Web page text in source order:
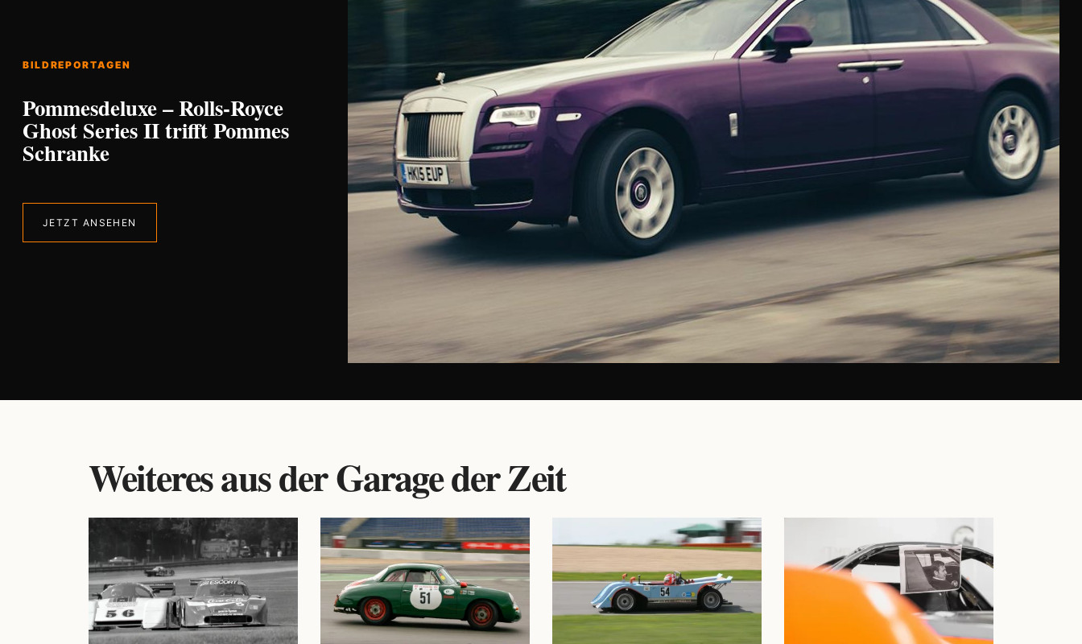
BILDREPORTAGEN
Pommesdeluxe – Rolls-Royce
Ghost Series II trifft Pommes
Schranke
JETZT ANSEHEN
Weiteres aus der Garage der Zeit